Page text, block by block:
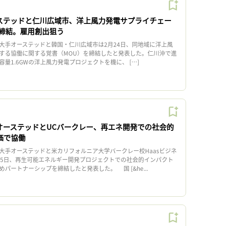
テッドと仁川広域市、洋上風力発電サプライチェー
結。雇用創出狙う
手オーステッドと韓国・仁川広域市は2月24日、同地域に洋上風
る協働に関する覚書（MOU）を締結したと発表した。仁川沖で進
量1.6GWの洋上風力発電プロジェクトを機に、 […]
ーステッドとUCバークレー、再エネ開発での社会的
で協働
手オーステッドと米カリフォルニア大学バークレー校Haasビジネ
日、再生可能エネルギー開発プロジェクトでの社会的インパクト
パートナーシップを締結したと発表した。 国 [&he...